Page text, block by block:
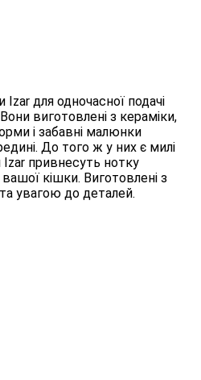
для одночасної подачі
виготовлені з кераміки,
і забавні малюнки
До того ж у них є милі
привнесуть нотку
кішки. Виготовлені з
увагою до деталей.